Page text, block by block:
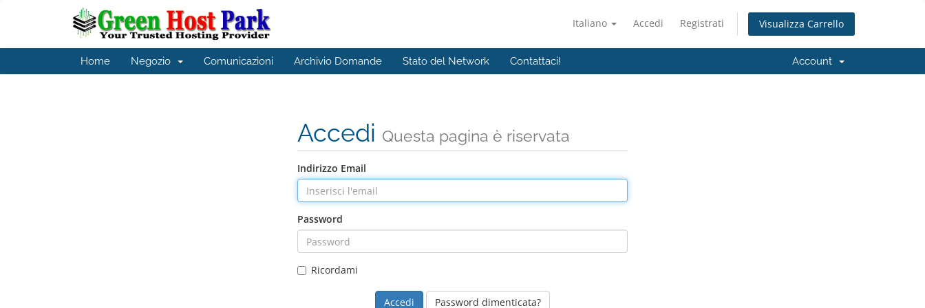
Italiano Accedi Registrati Visualizza Carrello
Home Negozio Comunicazioni Archivio Domande Stato del Network Contattaci! Account
Accedi Questa pagina è riservata
Indirizzo Email
Password
Ricordami
Password dimenticata?